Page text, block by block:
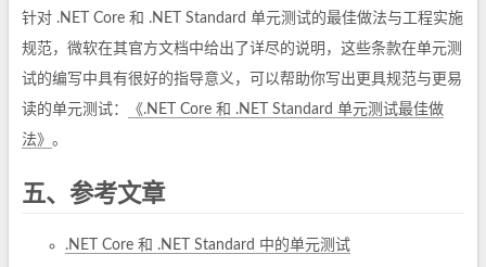
针对 .NET Core 和 .NET Standard 单元测试的最佳做法与工程实施
规范，微软在其官方文档中给出了详尽的说明，这些条款在单元测
试的编写中具有很好的指导意义，可以帮助你写出更具规范与更易
读的单元测试：
《.NET Core 和 .NET Standard 单元测试最佳做
法》 。
五、参考文章
.NET Core 和 .NET Standard 中的单元测试